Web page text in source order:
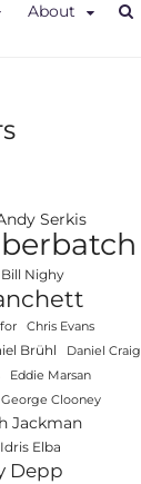
About
Serkis
Bill Nighy
Chris Evans
Brühl Daniel Craig
Eddie Marsan
George Clooney
Jackman
Idris Elba
Depp